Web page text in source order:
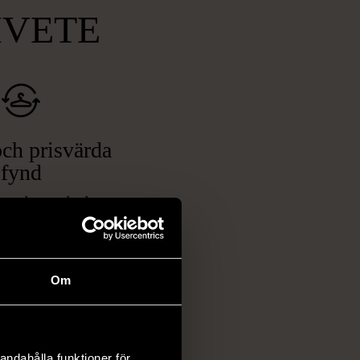
Om
prisvärda
fynd
ett brett utbud av
kläder och möbler
elektronik i våra
föremål som
vanliga butiker.